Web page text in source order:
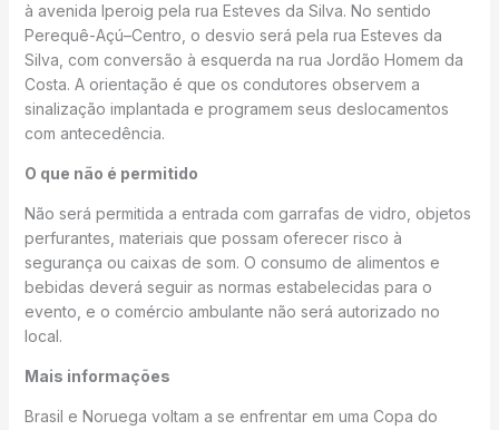
à avenida Iperoig pela rua Esteves da Silva. No sentido
Perequê-Açú–Centro, o desvio será pela rua Esteves da
Silva, com conversão à esquerda na rua Jordão Homem da
Costa. A orientação é que os condutores observem a
sinalização implantada e programem seus deslocamentos
com antecedência.
O que não é permitido
Não será permitida a entrada com garrafas de vidro, objetos
perfurantes, materiais que possam oferecer risco à
segurança ou caixas de som. O consumo de alimentos e
bebidas deverá seguir as normas estabelecidas para o
evento, e o comércio ambulante não será autorizado no
local.
Mais informações
Brasil e Noruega voltam a se enfrentar em uma Copa do